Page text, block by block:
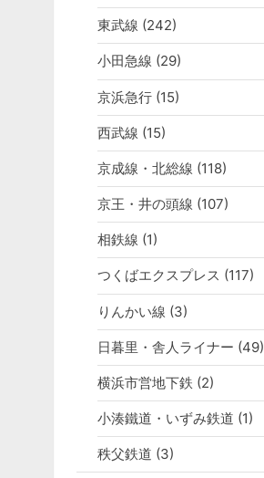
東武線 (242)
小田急線 (29)
京浜急行(15)
西武線 (15)
京成線・北総線 (118)
京王・井の頭線 (107)
相鉄線 (1)
つくばエクスプレス (117)
りんかい線 (3)
日暮里・舎人ライナー (49)
横浜市営地下鉄 (2)
小湊鐵道・いずみ鉄道 (1)
秩父鉄道 (3)